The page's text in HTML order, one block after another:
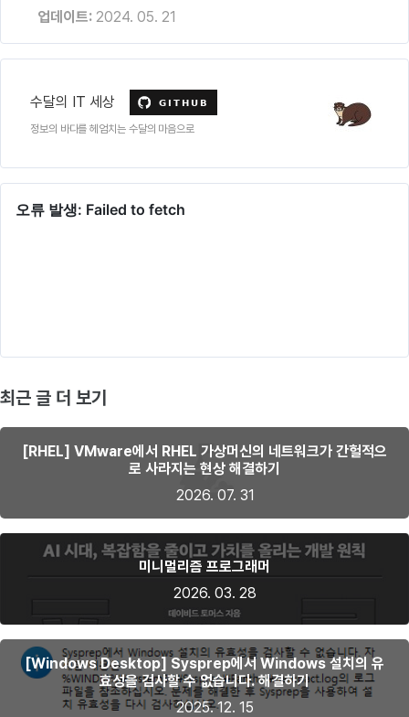
업데이트: 2024. 05. 21
수달의 IT 세상
정보의 바다를 헤엄치는 수달의 마음으로
최근 글 더 보기
[RHEL] VMware에서 RHEL 가상머신의 네트워크가 간헐적으
로 사라지는 현상 해결하기
2026. 07. 31
미니멀리즘 프로그래머
2026. 03. 28
[Windows Desktop] Sysprep에서 Windows 설치의 유
효성을 검사할 수 없습니다. 해결하기
2025. 12. 15